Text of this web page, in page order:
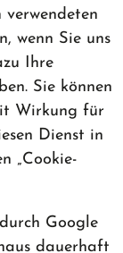
wenn Sie uns
Ihre
Sie können
Wirkung für
Dienst in
„Cookie-
Google
dauerhaft